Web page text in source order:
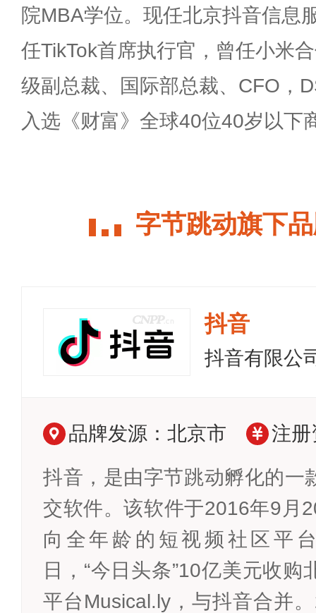
院MBA学位。现任北京抖音信息
任TikTok首席执行官，曾任小米
级副总裁、国际部总裁、CFO，
入选《财富》全球40位40岁以下
字节跳动旗下
抖音
抖音有限公
品牌发源：北京市 注
抖音，是由字节跳动孵化的一
交软件。该软件于2016年9月
向全年龄的短视频社区平
日，“今日头条”10亿美元收
平台Musical.ly，与抖音合并